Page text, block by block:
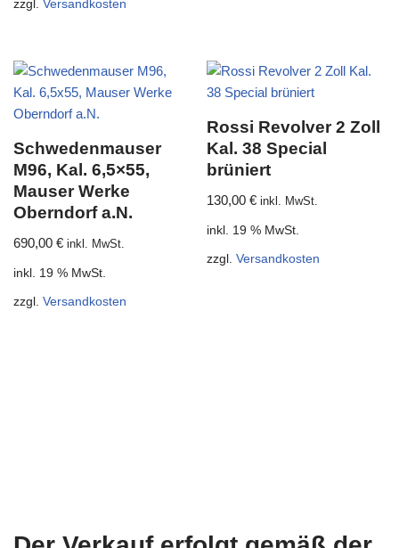
zzgl. Versandkosten
Schwedenmauser
M96, Kal. 6,5×55,
Mauser Werke
Oberndorf a.N.
690,00 € inkl. MwSt.
inkl. 19 % MwSt.
zzgl. Versandkosten
Rossi Revolver 2 Zoll
Kal. 38 Special
brüniert
130,00€ inkl. MwSt.
inkl. 19 % MwSt.
zzgl.Versandkosten